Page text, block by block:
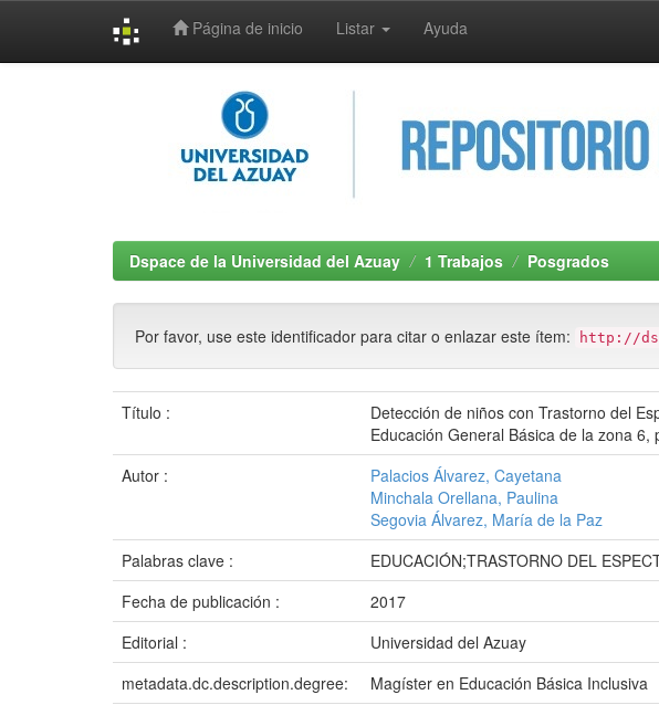
Página de inicio Listar Ayuda
Dspace de la Universidad del Azuay 1 Trabajos Posgrados
Por favor, use este identificador para citar o enlazar este ítem: http://
Título :
Detección de niños con Trastorno del
Educación General Básica de la zona
Autor :
Palacios Álvarez, Cayetana
Minchala Orellana, Paulina
Segovia Álvarez, María de la Paz
Palabras clave :
EDUCACIÓN;TRASTORNO DEL
Fecha de publicación :
2017
Editorial :
Universidad del Azuay
metadata.dc.description.degree:
Magíster en Educación Básica Inclusiva